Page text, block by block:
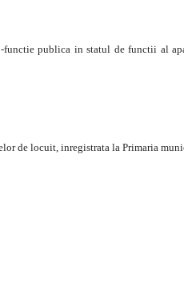
functie publica in statul de functii al
de locuit, inregistrata la Primaria